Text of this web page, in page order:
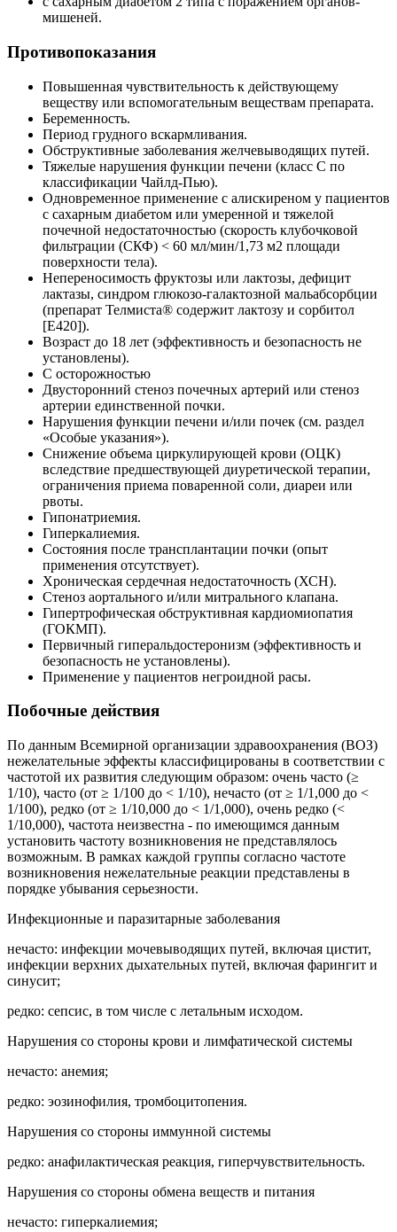
мишеней.
Противопоказания
Повышенная чувствительность к действующему
веществу или вспомогательным веществам препарата.
Беременность.
Период грудного вскармливания.
Обструктивные заболевания желчевыводящих путей.
Тяжелые нарушения функции печени (класс С по
классификации Чайлд-Пью).
Одновременное применение с алискиреном у пациентов
с сахарным диабетом или умеренной и тяжелой
почечной недостаточностью (скорость клубочковой
фильтрации (СКФ) < 60 мл/мин/1,73 м2 площади
поверхности тела).
Непереносимость фруктозы или лактозы, дефицит
лактазы, синдром глюкозо-галактозной мальабсорбции
(препарат Телмиста® содержит лактозу и сорбитол
[Е420]).
Возраст до 18 лет (эффективность и безопасность не
установлены).
С осторожностью
Двусторонний стеноз почечных артерий или стеноз
артерии единственной почки.
Нарушения функции печени и/или почек (см. раздел
«Особые указания»).
Снижение объема циркулирующей крови (ОЦК)
вследствие предшествующей диуретической терапии,
ограничения приема поваренной соли, диареи или
рвоты.
Гипонатриемия.
Гиперкалиемия.
Состояния после трансплантации почки (опыт
применения отсутствует).
Хроническая сердечная недостаточность (ХСН).
Стеноз аортального и/или митрального клапана.
Гипертрофическая обструктивная кардиомиопатия
(ГОКМП).
Первичный гиперальдостеронизм (эффективность и
безопасность не установлены).
Применение у пациентов негроидной расы.
Побочные действия
По данным Всемирной организации здравоохранения (ВОЗ)
нежелательные эффекты классифицированы в соответствии с
частотой их развития следующим образом: очень часто (≥
1/10), часто (от ≥ 1/100 до < 1/10), нечасто (от ≥ 1/1,000 до <
1/100), редко (от ≥ 1/10,000 до < 1/1,000), очень редко (<
1/10,000), частота неизвестна - по имеющимся данным
установить частоту возникновения не представлялось
возможным. В рамках каждой группы согласно частоте
возникновения нежелательные реакции представлены в
порядке убывания серьезности.
Инфекционные и паразитарные заболевания
нечасто: инфекции мочевыводящих путей, включая цистит,
инфекции верхних дыхательных путей, включая фарингит и
синусит;
редко: сепсис, в том числе с летальным исходом.
Нарушения со стороны крови и лимфатической системы
нечасто: анемия;
редко: эозинофилия, тромбоцитопения.
Нарушения со стороны иммунной системы
редко: анафилактическая реакция, гиперчувствительность.
Нарушения со стороны обмена веществ и питания
нечасто: гиперкалиемия;